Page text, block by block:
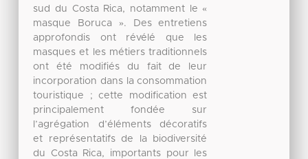
sud du Costa Rica, notamment le «
masque Boruca ». Des entretiens
approfondis ont révélé que les
masques et les métiers traditionnels
ont été modifiés du fait de leur
incorporation dans la consommation
touristique ; cette modification est
principalement fondée sur
l’agrégation d’éléments décoratifs
et représentatifs de la biodiversité
du Costa Rica, importants pour les